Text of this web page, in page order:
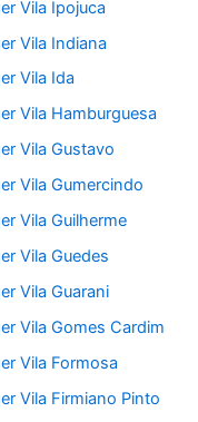
Vila Ipojuca
Vila Indiana
Vila Ida
Vila Hamburguesa
Vila Gustavo
Vila Gumercindo
Vila Guilherme
Vila Guedes
Vila Guarani
Vila Gomes Cardim
Vila Formosa
Vila Firmiano Pinto